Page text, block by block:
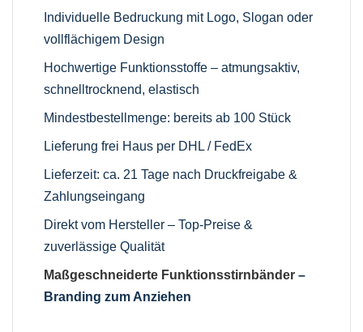
Individuelle Bedruckung mit Logo, Slogan oder
vollflächigem Design
Hochwertige Funktionsstoffe – atmungsaktiv,
schnelltrocknend, elastisch
Mindestbestellmenge: bereits ab 100 Stück
Lieferung frei Haus per DHL / FedEx
Lieferzeit: ca. 21 Tage nach Druckfreigabe &
Zahlungseingang
Direkt vom Hersteller – Top-Preise &
zuverlässige Qualität
Maßgeschneiderte Funktionsstirnbänder –
Branding zum Anziehen